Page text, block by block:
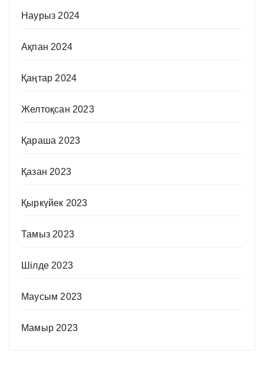
Наурыз 2024
Ақпан 2024
Қаңтар 2024
Желтоқсан 2023
Қараша 2023
Қазан 2023
Қыркүйек 2023
Тамыз 2023
Шілде 2023
Маусым 2023
Мамыр 2023